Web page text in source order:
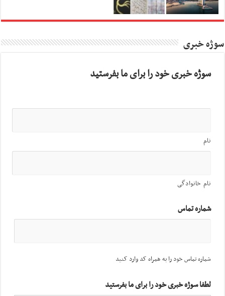
سوژه خبری
سوژه خبری خود را برای ما بفرستید
نام
نام خانوادگی
شماره تماس
شماره تماس خود را به همراه کد وارد کنید
لطفا سوژه خبری خود را برای ما بفرستید